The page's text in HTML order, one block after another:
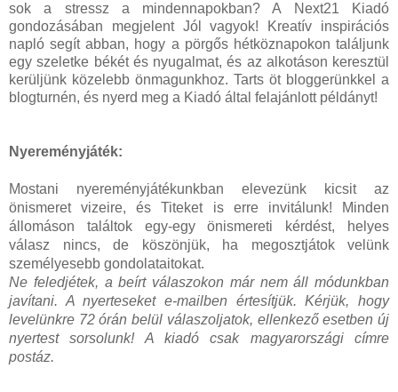
sok a stressz a mindennapokban? A Next21 Kiadó
gondozásában megjelent Jól vagyok! Kreatív inspirációs
napló segít abban, hogy a pörgős hétköznapokon találjunk
egy szeletke békét és nyugalmat, és az alkotáson keresztül
kerüljünk közelebb önmagunkhoz. Tarts öt bloggerünkkel a
blogturnén, és nyerd meg a Kiadó által felajánlott példányt!
Nyereményjáték:
Mostani nyereményjátékunkban elevezünk kicsit az
önismeret vizeire, és Titeket is erre invitálunk! Minden
állomáson találtok egy-egy önismereti kérdést, helyes
válasz nincs, de köszönjük, ha megosztjátok velünk
személyesebb gondolataitokat.
Ne feledjétek, a beírt válaszokon már nem áll módunkban
javítani. A nyerteseket e-mailben értesítjük. Kérjük, hogy
levelünkre 72 órán belül válaszoljatok, ellenkező esetben új
nyertest sorsolunk! A kiadó csak magyarországi címre
postáz.